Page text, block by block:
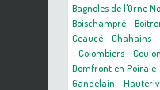
Bagnoles de l'Orne
Boischampré-
Ceaucé-Chahains-
-Colombiers-
Domfront en Poiraie
Gandelain -